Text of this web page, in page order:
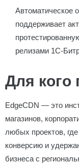
Автоматическое
поддерживает
релизами 1С-
Для кого
EdgeCDN — это
магазинов,
любых проектов,
конверсию и
бизнеса с